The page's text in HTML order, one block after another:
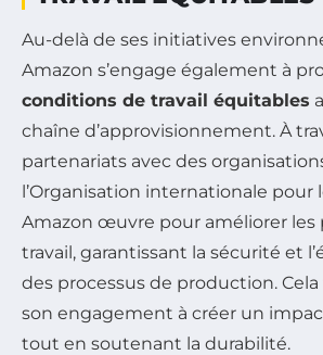
Au-delà de ses initiatives
Amazon s’engage également à
conditions de travail équitables
chaîne d’approvisionnement. À
partenariats avec des
l’Organisation internationale pour
Amazon œuvre pour améliorer les
travail, garantissant la sécurité et
des processus de production.
son engagement à créer un
tout en soutenant la durabilité.